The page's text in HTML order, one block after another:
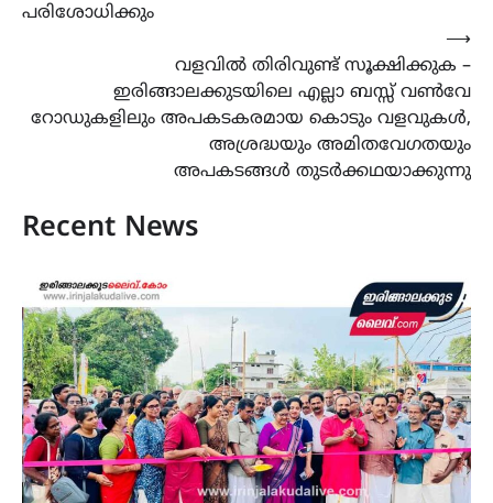
പരിശോധിക്കും
വളവിൽ തിരിവുണ്ട് സൂക്ഷിക്കുക –
ഇരിങ്ങാലക്കുടയിലെ എല്ലാ ബസ്സ് വൺവേ
റോഡുകളിലും അപകടകരമായ കൊടും വളവുകൾ,
അശ്രദ്ധയും അമിതവേഗതയും
അപകടങ്ങൾ തുടർക്കഥയാക്കുന്നു
⟶
Recent News